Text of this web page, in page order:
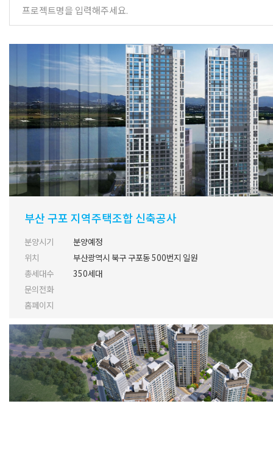
부산 구포 지역주택조합 신축공사
분양시기
분양예정
위치
부산광역시 북구 구포동 500번지 일원
총세대수
350세대
문의전화
홈페이지